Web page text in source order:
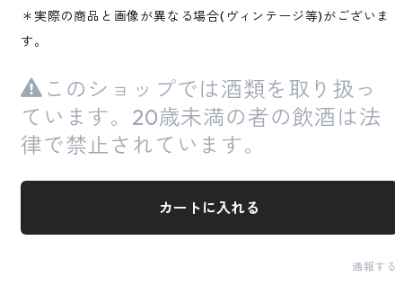
＊実際の商品と画像が異なる場合(ヴィンテージ等)がございま
す。
このショップでは酒類を取り扱っ
ています。20歳未満の者の飲酒は法
律で禁止されています。
カートに入れる
通報する